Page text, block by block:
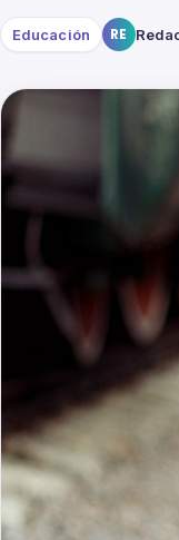
Educación RE